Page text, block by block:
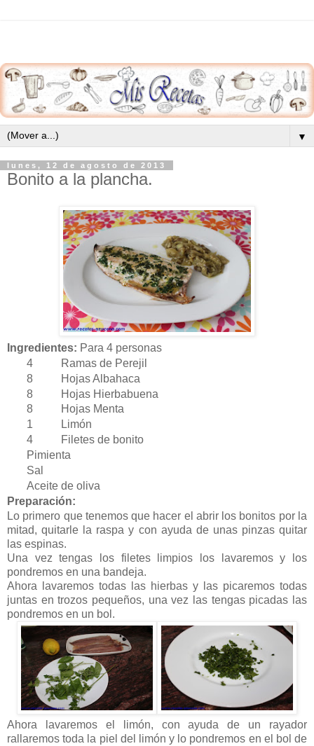
▼
lunes, 12 de agosto de 2013
Bonito a la plancha.
Ingredientes: Para 4 personas
4 Ramas de Perejil
8 Hojas Albahaca
8 Hojas Hierbabuena
8 Hojas Menta
1 Limón
4 Filetes de bonito
Pimienta
Sal
Aceite de oliva
Preparación:
Lo primero que tenemos que hacer el abrir los bonitos por la
mitad, quitarle la raspa y con ayuda de unas pinzas quitar
las espinas.
Una vez tengas los filetes limpios los lavaremos y los
pondremos en una bandeja.
Ahora lavaremos todas las hierbas y las picaremos todas
juntas en trozos pequeños, una vez las tengas picadas las
pondremos en un bol.
Ahora lavaremos el limón, con ayuda de un rayador
rallaremos toda la piel del limón y lo pondremos en el bol de